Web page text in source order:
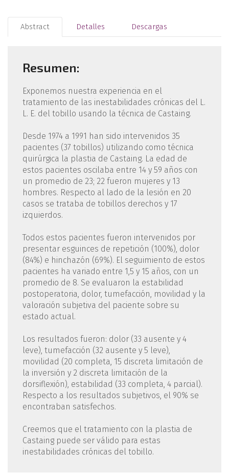
Abstract Detalles Descargas
Resumen:
Exponemos nuestra experiencia en el
tratamiento de las inestabilidades crónicas del L.
L. E. del tobillo usando la técnica de Castaing.
Desde 1974 a 1991 han sido intervenidos 35
pacientes (37 tobillos) utilizando como técnica
quirúrgica la plastia de Castaing. La edad de
estos pacientes oscilaba entre 14 y 59 años con
un promedio de 23; 22 fueron mujeres y 13
hombres. Respecto al lado de la lesión en 20
casos se trataba de tobillos derechos y 17
izquierdos.
Todos estos pacientes fueron intervenidos por
presentar esguinces de repetición (100%), dolor
(84%) e hinchazón (69%). El seguimiento de estos
pacientes ha variado entre 1,5 y 15 años, con un
promedio de 8. Se evaluaron la estabilidad
postoperatoria, dolor, tumefacción, movilidad y la
valoración subjetiva del paciente sobre su
estado actual.
Los resultados fueron: dolor (33 ausente y 4
leve), tumefacción (32 ausente y 5 leve),
movilidad (20 completa, 15 discreta limitación de
la inversión y 2 discreta limitación de la
dorsiflexión), estabilidad (33 completa, 4 parcial).
Respecto a los resultados subjetivos, el 90% se
encontraban satisfechos.
Creemos que el tratamiento con la plastia de
Castaing puede ser válido para estas
inestabilidades crónicas del tobillo.